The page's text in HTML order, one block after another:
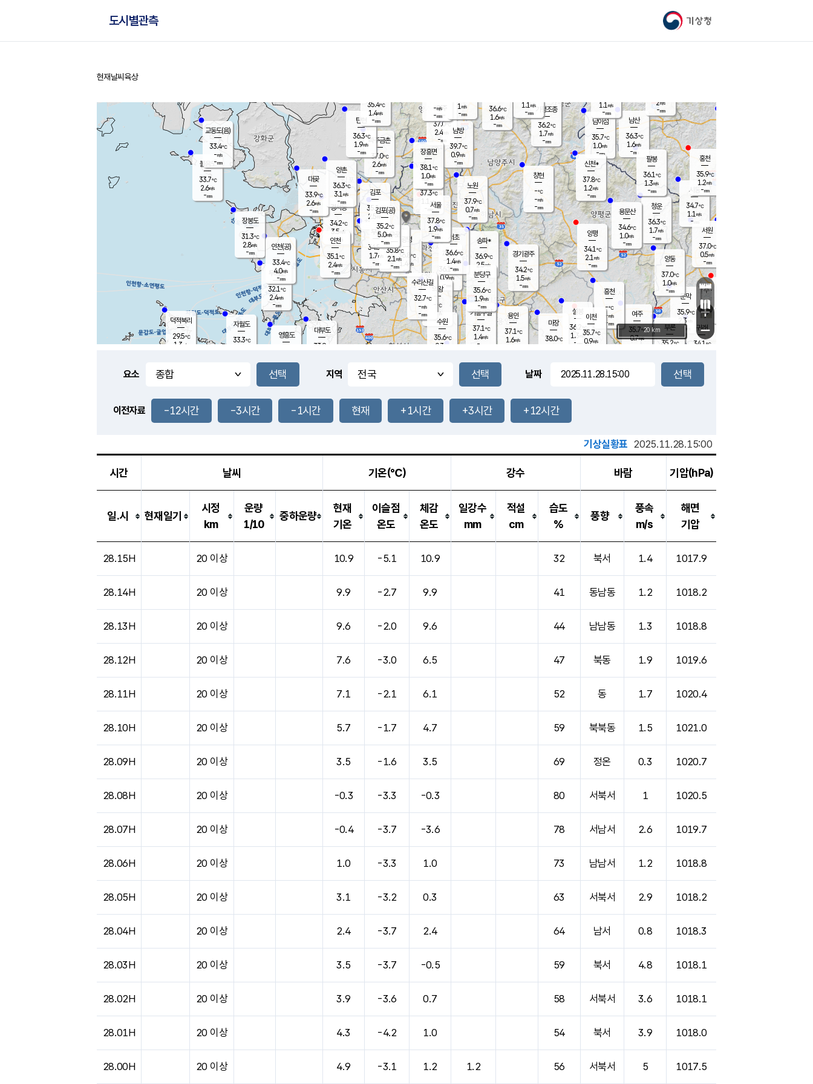
기상청
도시별관측
홈
현재날씨 육상
풍도
3.1m/s
문막
35.9℃
2.3m/s
mm
남이섬
35.7℃
1.0m/s
-mm
무의도
32.1℃
2.4m/s
-mm
영흥도
볼음도
33.7℃
2.6m/s
-mm
자월도
33.3℃
양주
37.0℃
2.4
-mm
부론
35.2℃
과천
36.1℃
0.9m/s
- mm
남산
36.3℃
1.6m/s
-mm
장봉도
31.3℃
2.8m/s
-mm
-mm
청운
36.3℃
1.7m/s
-mm
팔봉
36.1℃
1.3m/s
-mm
-mm
용인
37.1℃
1.6m/s
여주
35.7℃
0.7m/s
양동
37.0℃
1.0m/s
-mm
경기광주
34.2℃
1.5m/s
-mm
장호원
1.1 m/s
-mm
35.1
℃
대부도
33.9
-
경서동
34.2℃
3.5 m/s
-mm
파주금촌
37.0℃
2.6m/s
-mm
가평조종
36.2℃
1.7m/s
-mm
36.6℃
1.6m/s
-mm
대곶
33.9℃
2.6m/s
-mm
신천*
37.8℃
1.2m/s
-mm
창현
-℃
-m/s
-mm
탄현
36.3℃
1.9m/s
-mm
1.1 m/s
-mm
36.9℃
1.6m/s
-mm
흥천
-℃
-m/s
-mm
마장
38.0℃
의왕
- ℃
m/s
mm
김포
35.1℃
2.5 m/s
mm
설봉
36.2
1.3 m/s
- mm
광명
36.8 ℃
1.4 m/s
-mm
부천
34.5℃
1.7m/s
-mm
-mm
양촌
36.3℃
3.1 m/s
-mm
구로
35.8℃
2.1 m/s
-mm
은평
37.3℃
m/s
- mm
노원
37.9℃
0.7m/s
-mm
송파*
36.9℃
2.5m/s
-mm
서초
36.6℃
1.4m/s
-mm
남방
39.7℃
0.9m/s
-mm
기흥구갈
37.1℃
1.4m/s
-
수리산길
32.7℃
-m/s
-mm
분당구
35.6℃
1.9m/s
-mm
장흥면
38.1℃
1.0m/s
-mm
-m/s
-mm
시동
34.7℃
1.1 m/s
- mm
귀래
34.1 ℃
서원
37.0℃
0.5m/s
-mm
용문산
34.6℃
1.0m/s
-mm
덕적북리
29.5℃
1.3 m/s
인천(공)
33.4℃
4.0m/s
-mm
김포(공)
35.2℃
5.0m/s
-mm
교동도(음)
33.4℃
-m/s
-mm
홍천
35.9℃
1.2m/s
-mm
이천
35.7℃
0.9m/s
양평
34.1℃
2.1 m/s
-mm
수원
35.6℃
0.3 m/s
인천
35.1℃
2.4m/s
-mm
서울
37.8℃
1.9m/s
-mm
2m/s
-mm
35.4℃
1.4m/s
-mm
1 m/s
-mm
+
−
20 km
요소 지역 날짜
이전자료 -12시간 -3시간 -1시간 현재 +1시간 +3시간 +12시간
기상실황표 2025.11.28.15:00
시간 날씨 기온(℃) 강수 바람 기압(hPa)
일.시 현재일기
시정
km
운량
1/10
중하운량
현재
기온
이슬점
온도
체감
온도
일강수
mm
적설
cm
습도
%
풍향
풍속
m/s
해면
기압
28.15H 20 이상 10.9 -5.1 10.9 32 북서 1.4 1017.9
28.14H 20 이상 9.9 -2.7 9.9 41 동남동 1.2 1018.2
28.13H 20 이상 9.6 -2.0 9.6 44 남남동 1.3 1018.8
28.12H 20 이상 7.6 -3.0 6.5 47 북동 1.9 1019.6
28.11H 20 이상 7.1 -2.1 6.1 52 동 1.7 1020.4
28.10H 20 이상 5.7 -1.7 4.7 59 북북동 1.5 1021.0
28.09H 20 이상 3.5 -1.6 3.5 69 정온 0.3 1020.7
28.08H 20 이상 -0.3 -3.3 -0.3 80 서북서 1 1020.5
28.07H 20 이상 -0.4 -3.7 -3.6 78 서남서 2.6 1019.7
28.06H 20 이상 1.0 -3.3 1.0 73 남남서 1.2 1018.8
28.05H 20 이상 3.1 -3.2 0.3 63 서북서 2.9 1018.2
28.04H 20 이상 2.4 -3.7 2.4 64 남서 0.8 1018.3
28.03H 20 이상 3.5 -3.7 -0.5 59 북서 4.8 1018.1
28.02H 20 이상 3.9 -3.6 0.7 58 서북서 3.6 1018.1
28.01H 20 이상 4.3 -4.2 1.0 54 북서 3.9 1018.0
28.00H 20 이상 4.9 -3.1 1.2 1.2 56 서북서 5 1017.5